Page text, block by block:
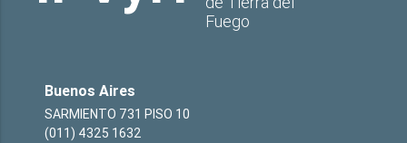
Fuego
Buenos Aires
SARMIENTO 731 PISO 10
(011) 4325 1632